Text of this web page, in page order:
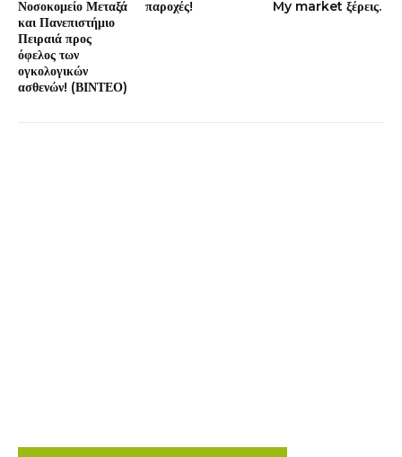
Νοσοκομείο Μεταξά
και Πανεπιστήμιο
Πειραιά προς
όφελος των
ογκολογικών
ασθενών! (ΒΙΝΤΕΟ)
παροχές!
My market ξέρεις.